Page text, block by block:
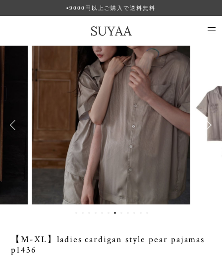
▪︎9000円以上ご購入で送料無料
【M-XL】ladies cardigan style pear pajamas
p1436